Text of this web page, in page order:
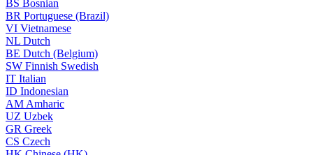
BS Bosnian
BR Portuguese (Brazil)
VI Vietnamese
NL Dutch
BE Dutch (Belgium)
SW Finnish Swedish
IT Italian
ID Indonesian
AM Amharic
UZ Uzbek
GR Greek
CS Czech